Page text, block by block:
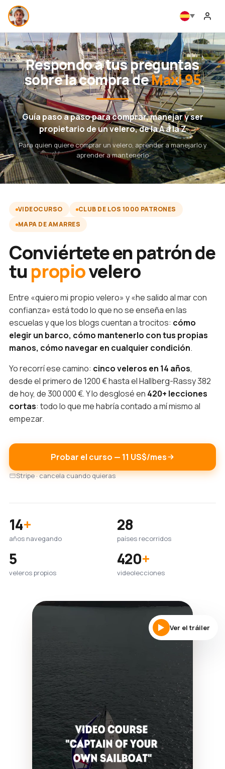
Respondo a tus preguntas
sobre la compra deMaxi 95
Guía paso a paso para comprar, manejar y ser
propietario de un velero, de la A a la Z
Para quien quiere comprar un velero, aprender a manejarlo y
aprender a mantenerlo
VIDEOCURSO
CLUB DE LOS 1000 PATRONES
MAPA DE AMARRES
Conviértete en patrón de
tupropiovelero
Entre «quiero mi propio velero» y «he salido al mar con
confianza» está todo lo que no se enseña en las
escuelas y que los blogs cuentan a trocitos: cómo
elegir un barco, cómo mantenerlo con tus propias
manos, cómo navegar en cualquier condición.
Yo recorrí ese camino: cinco veleros en 14 años,
desde el primero de 1200 € hasta el Hallberg-Rassy 382
de hoy, de 300 000 €. Y lo desglosé en 420+ lecciones
cortas: todo lo que me habría contado a mí mismo al
empezar.
Probar el curso — 11 US$/mes
Stripe · cancela cuando quieras
14+
años navegando
28
países recorridos
5
veleros propios
420+
videolecciones
Ver el tráiler